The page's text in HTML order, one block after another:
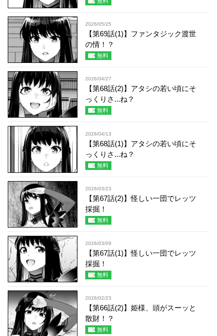
2026/05/25
【第69話(1)】ファンタジック渡世
の情！？
無料
2026/04/27
【第68話(2)】アタシの若い頃にそ
っくりさ...ね？
無料
2026/04/13
【第68話(1)】アタシの若い頃にそ
っくりさ...ね？
無料
2026/03/23
【第67話(2)】怪しい一団でレッツ
採掘！
無料
2026/03/09
【第67話(1)】怪しい一団でレッツ
採掘！
無料
2026/02/23
【第66話(2)】姫様、頭がスーッと
散財！？
無料